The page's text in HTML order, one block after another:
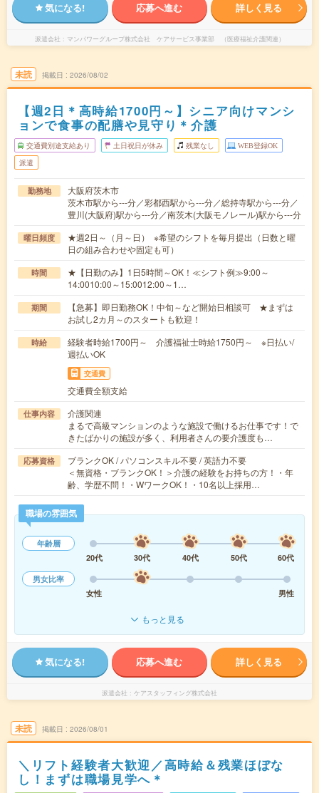
気になる! 応募へ進む 詳しく見る
派遣会社 マンパワーグループ株式会社 ケアサービス事業部 （医療福祉介護関連）
未読 掲載日 2026/08/02
【週2日＊高時給1700円～】シニア向けマンシ
ョンで食事の配膳や見守り＊介護
交通費別途支給あり 土日祝日が休み 残業なし WEB登録OK
派遣
勤務地
大阪府茨木市
茨木市駅から---分／彩都西駅から---分／総持寺駅から---分／
豊川(大阪府)駅から---分／南茨木(大阪モノレール)駅から---分
曜日頻度
★週2日～（月～日） ※希望のシフトを毎月提出（日数と曜
日の組み合わせや固定も可）
時間
★【日勤のみ】1日5時間～OK！≪シフト例≫9:00～
14:0010:00～15:0012:00～1…
期間
【急募】即日勤務OK！中旬～など開始日相談可 ★まずは
お試し2カ月～のスタートも歓迎！
時給
経験者時給1700円～ 介護福祉士時給1750円～ ※日払い/
週払いOK
交通費
交通費全額支給
仕事内容
介護関連
まるで高級マンションのような施設で働けるお仕事です！で
きたばかりの施設が多く、利用者さんの要介護度も…
応募資格
ブランクOK / パソコンスキル不要 / 英語力不要
＜無資格・ブランクOK！＞介護の経験をお持ちの方！・年
齢、学歴不問！・WワークOK！・10名以上採用…
職場の雰囲気
年齢層
20代
30代 40代 50代
60代
男女比率
女性
男性
もっと見る
気になる! 応募へ進む 詳しく見る
派遣会社 ケアスタッフィング株式会社
未読 掲載日 2026/08/01
＼リフト経験者大歓迎／高時給＆残業ほぼな
し！まずは職場見学へ＊